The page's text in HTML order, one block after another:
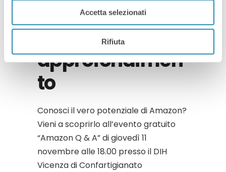
Accetta selezionati
Rifiuta
Amazon Q&A:
una serata di
approfondimen
to
Conosci il vero potenziale di Amazon?
Vieni a scoprirlo all’evento gratuito
“Amazon Q & A” di giovedì 11
novembre alle 18.00 presso il DIH
Vicenza di Confartigianato